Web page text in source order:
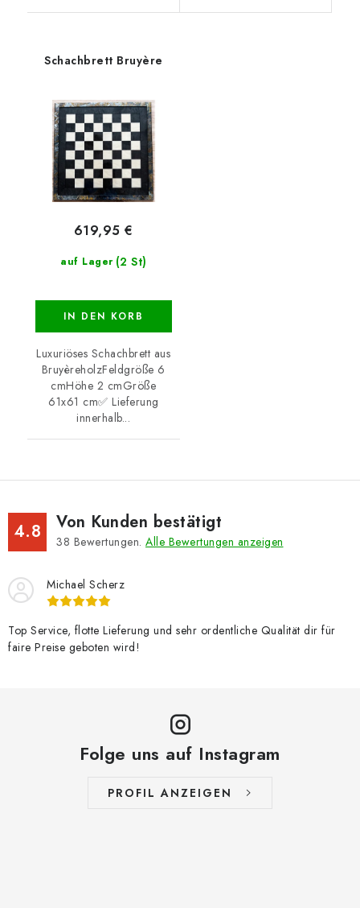
Schachbrett Bruyère
auf Lager (2 St)
619,95 €
IN DEN KORB
Luxuriöses Schachbrett aus
BruyèreholzFeldgröße 6
cmHöhe 2 cmGröße
61x61 cm✅ Lieferung
innerhalb...
4.8 Von Kunden bestätigt
38 Bewertungen. Alle Bewertungen anzeigen
Michael Scherz
Top Service, flotte Lieferung und sehr ordentliche Qualität dir für
faire Preise geboten wird!
Folge uns auf Instagram
PROFIL ANZEIGEN